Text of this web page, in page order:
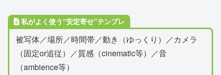
私がよく使う“安定寄せ”テンプレ
被写体／場所／時間帯／動き（ゆっくり）／カメラ
（固定or追従）／質感（cinematic等）／音
（ambience等）